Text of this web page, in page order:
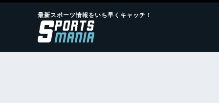
最新スポーツ情報をいち早くキャッチ！